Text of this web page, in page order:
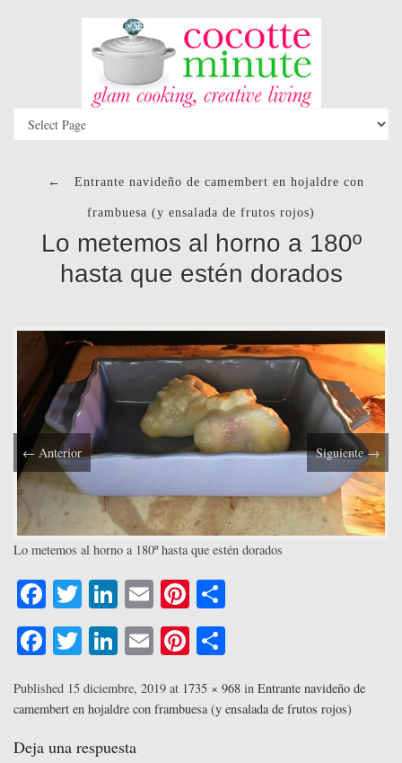
← Entrante navideño de camembert en hojaldre con
frambuesa (y ensalada de frutos rojos)
Lo metemos al horno a 180º
hasta que estén dorados
← Anterior Siguiente→
Lo metemos al horno a 180º hasta que estén dorados
Fa
ce
bo
ok
T
wi
tte
r
Li
nk
ed
In
E
m
ail
Pi
nt
er
es
t
pa
rti
Fa
bo
ok
T
tte
r
Li
ed
In
E
ail
Pi
er
es
m
pa
Published 15 diciembre, 2019 at 1735 × 968 in Entrante navideño de
camembert en hojaldre con frambuesa (y ensalada de frutos rojos)
Deja una respuesta